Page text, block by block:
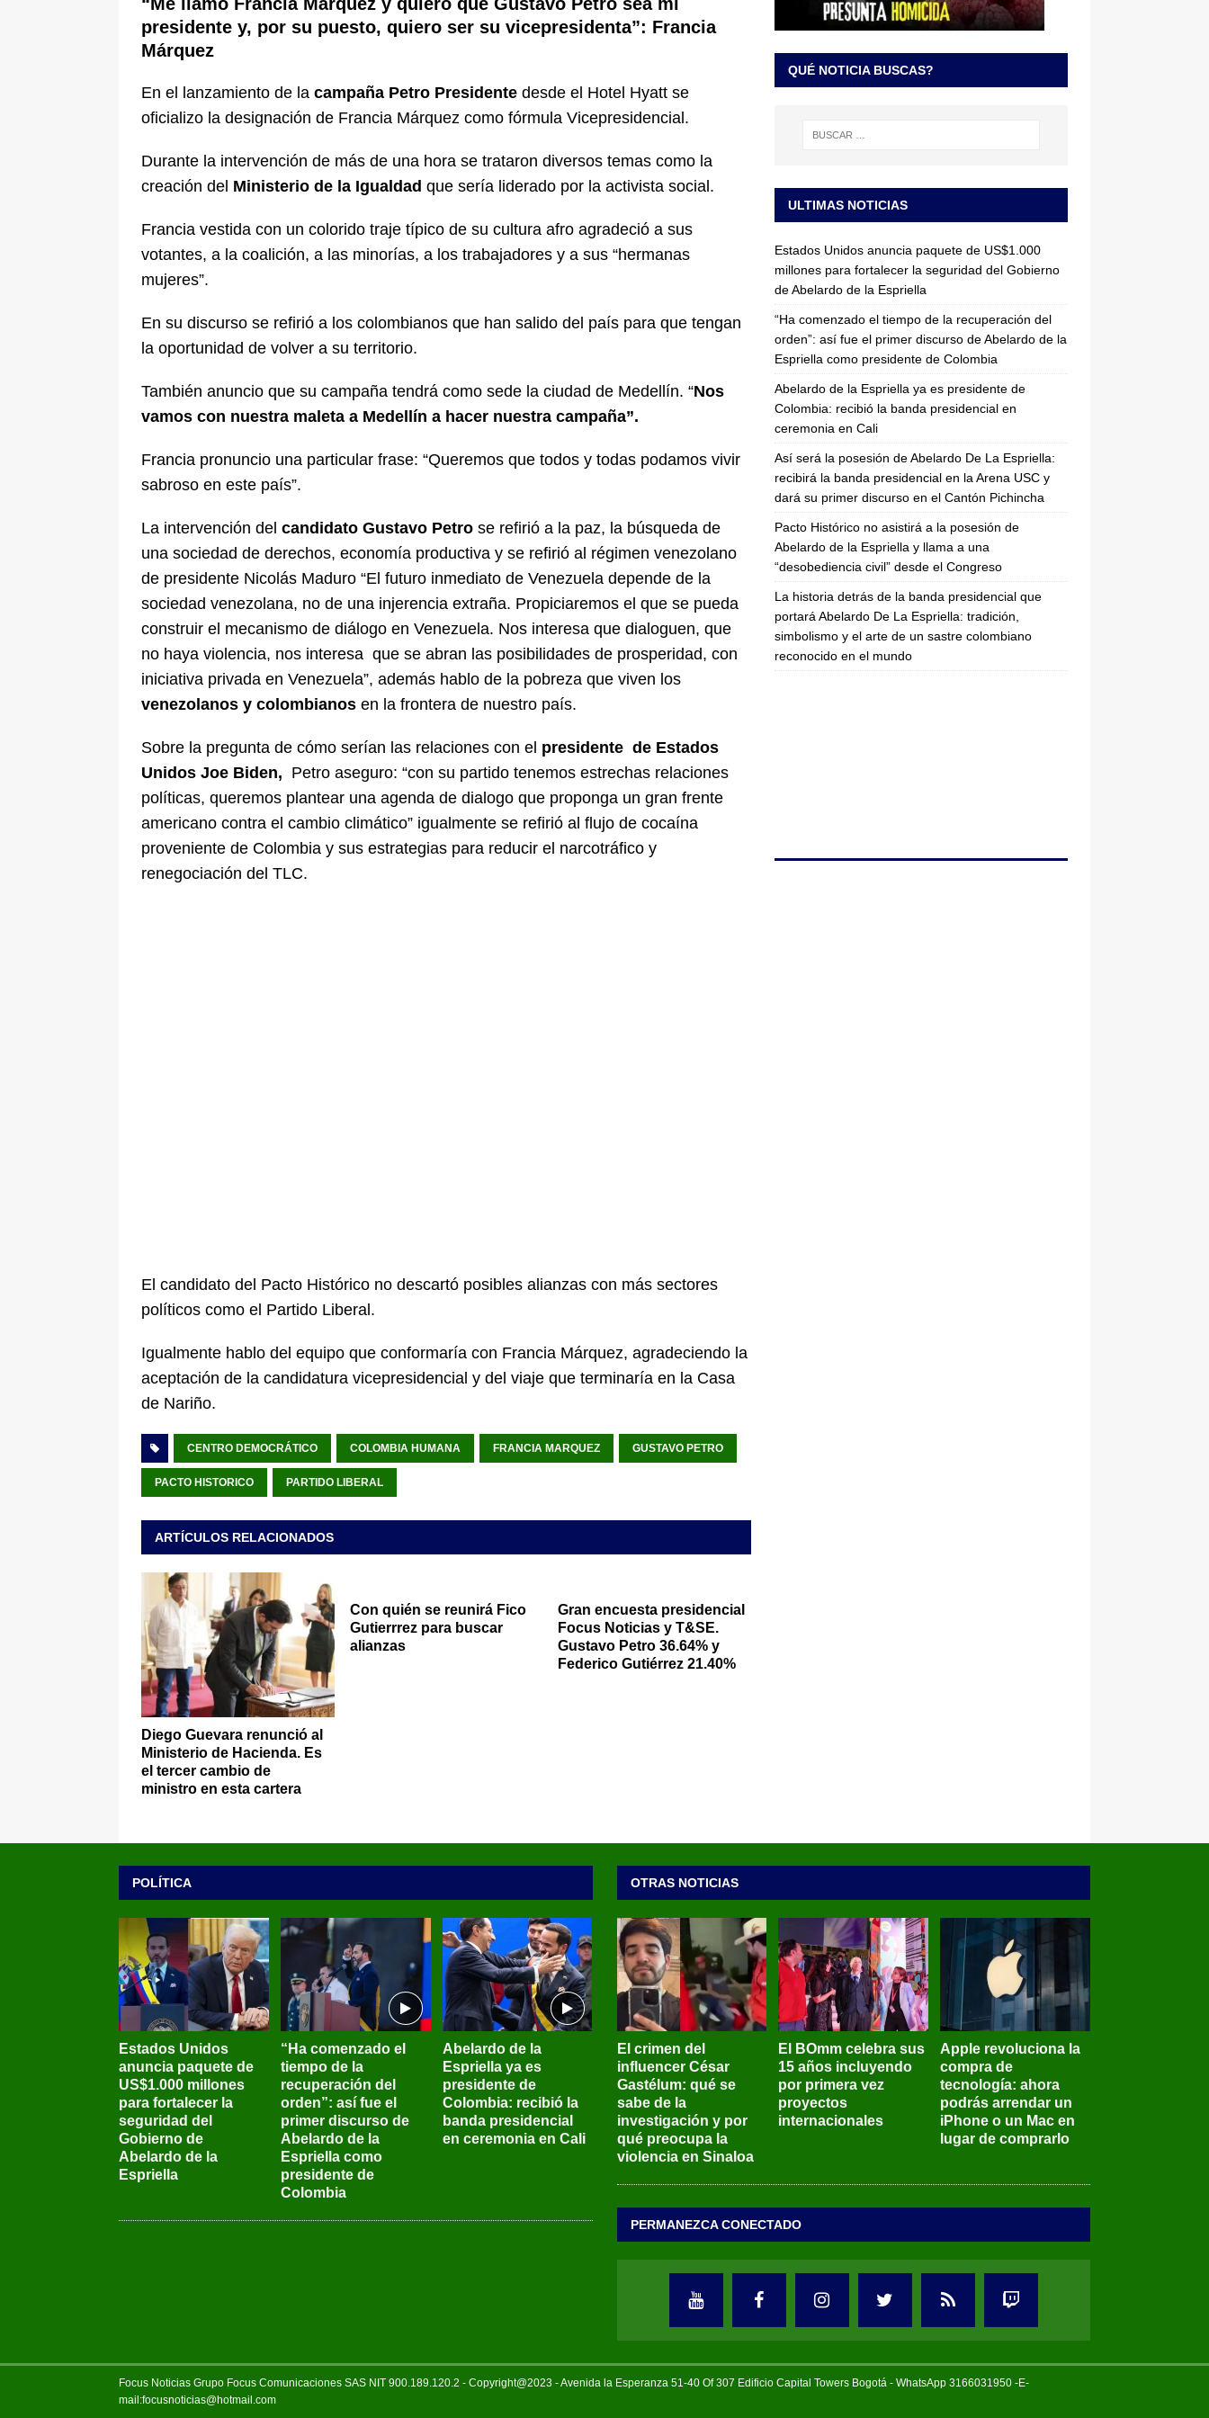
Pacto Histórico no asistirá a la posesión de Abelardo de la Espriella y llama a
presidente y, por su puesto, quiero ser su vicepresidenta”: Francia
Márquez
En el lanzamiento de la campaña Petro Presidente desde el Hotel Hyatt se
oficializo la designación de Francia Márquez como fórmula Vicepresidencial.
Durante la intervención de más de una hora se trataron diversos temas como la
creación del Ministerio de la Igualdad que sería liderado por la activista social.
Francia vestida con un colorido traje típico de su cultura afro agradeció a sus
votantes, a la coalición, a las minorías, a los trabajadores y a sus “hermanas
mujeres”.
En su discurso se refirió a los colombianos que han salido del país para que tengan
la oportunidad de volver a su territorio.
También anuncio que su campaña tendrá como sede la ciudad de Medellín. “Nos
vamos con nuestra maleta a Medellín a hacer nuestra campaña”.
Francia pronuncio una particular frase: “Queremos que todos y todas podamos vivir
sabroso en este país”.
La intervención del candidato Gustavo Petro se refirió a la paz, la búsqueda de
una sociedad de derechos, economía productiva y se refirió al régimen venezolano
de presidente Nicolás Maduro “El futuro inmediato de Venezuela depende de la
sociedad venezolana, no de una injerencia extraña. Propiciaremos el que se pueda
construir el mecanismo de diálogo en Venezuela. Nos interesa que dialoguen, que
no haya violencia, nos interesa que se abran las posibilidades de prosperidad, con
iniciativa privada en Venezuela”, además hablo de la pobreza que viven los
venezolanos y colombianos en la frontera de nuestro país.
Sobre la pregunta de cómo serían las relaciones con el presidente de Estados
Unidos Joe Biden, Petro aseguro: “con su partido tenemos estrechas relaciones
políticas, queremos plantear una agenda de dialogo que proponga un gran frente
americano contra el cambio climático” igualmente se refirió al flujo de cocaína
proveniente de Colombia y sus estrategias para reducir el narcotráfico y
renegociación del TLC.
El candidato del Pacto Histórico no descartó posibles alianzas con más sectores
políticos como el Partido Liberal.
Igualmente hablo del equipo que conformaría con Francia Márquez, agradeciendo la
aceptación de la candidatura vicepresidencial y del viaje que terminaría en la Casa
de Nariño.
CENTRO DEMOCRÁTICO COLOMBIA HUMANA FRANCIA MARQUEZ GUSTAVO PETRO
PACTO HISTORICO PARTIDO LIBERAL
ARTÍCULOS RELACIONADOS
Diego Guevara renunció al
Ministerio de Hacienda. Es
el tercer cambio de
ministro en esta cartera
Con quién se reunirá Fico
Gutierrrez para buscar
alianzas
Gran encuesta presidencial
Focus Noticias y T&SE.
Gustavo Petro 36.64% y
Federico Gutiérrez 21.40%
QUÉ NOTICIA BUSCAS?
ULTIMAS NOTICIAS
Estados Unidos anuncia paquete de US$1.000
millones para fortalecer la seguridad del Gobierno
de Abelardo de la Espriella
“Ha comenzado el tiempo de la recuperación del
orden”: así fue el primer discurso de Abelardo de la
Espriella como presidente de Colombia
Abelardo de la Espriella ya es presidente de
Colombia: recibió la banda presidencial en
ceremonia en Cali
Así será la posesión de Abelardo De La Espriella:
recibirá la banda presidencial en la Arena USC y
dará su primer discurso en el Cantón Pichincha
Pacto Histórico no asistirá a la posesión de
Abelardo de la Espriella y llama a una
“desobediencia civil” desde el Congreso
La historia detrás de la banda presidencial que
portará Abelardo De La Espriella: tradición,
simbolismo y el arte de un sastre colombiano
reconocido en el mundo
POLÍTICA
Estados Unidos
anuncia paquete de
US$1.000 millones
para fortalecer la
seguridad del
Gobierno de
Abelardo de la
Espriella
“Ha comenzado el
tiempo de la
recuperación del
orden”: así fue el
primer discurso de
Abelardo de la
Espriella como
presidente de
Colombia
Abelardo de la
Espriella ya es
presidente de
Colombia: recibió la
banda presidencial
en ceremonia en Cali
OTRAS NOTICIAS
El crimen del
influencer César
Gastélum: qué se
sabe de la
investigación y por
qué preocupa la
violencia en Sinaloa
El BOmm celebra sus
15 años incluyendo
por primera vez
proyectos
internacionales
Apple revoluciona la
compra de
tecnología: ahora
podrás arrendar un
iPhone o un Mac en
lugar de comprarlo
PERMANEZCA CONECTADO
Focus Noticias Grupo Focus Comunicaciones SAS NIT 900.189.120.2 - Copyright@2023 - Avenida la Esperanza 51-40 Of 307 Edificio Capital Towers Bogotá - WhatsApp 3166031950 -E-
mail:focusnoticias@hotmail.com